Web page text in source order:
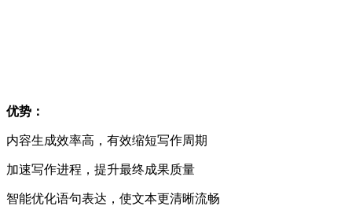
优势：
内容生成效率高，有效缩短写作周期
加速写作进程，提升最终成果质量
智能优化语句表达，使文本更清晰流畅